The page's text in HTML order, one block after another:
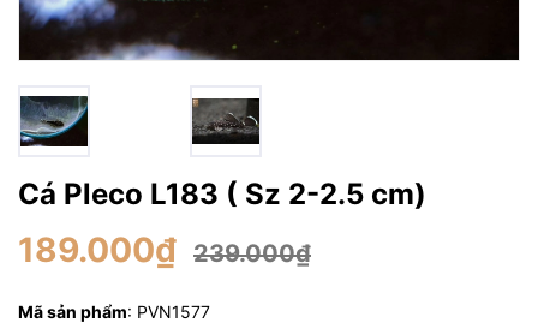
Cá Pleco L183 ( Sz 2-2.5 cm)
189.000₫ 239.000₫
Mã sản phẩm: PVN1577